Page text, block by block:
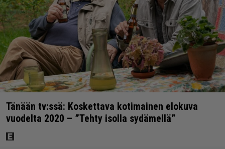
Tänään tv:ssä: Koskettava kotimainen elokuva
vuodelta 2020 – ”Tehty isolla sydämellä”